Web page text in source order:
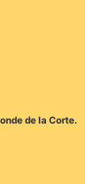
de la Corte.